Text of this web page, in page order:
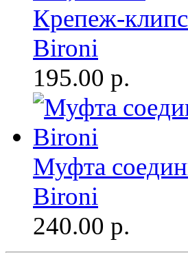
Крепеж-
Bironi
195.00 р.
Муфта
Bironi
240.00 р.